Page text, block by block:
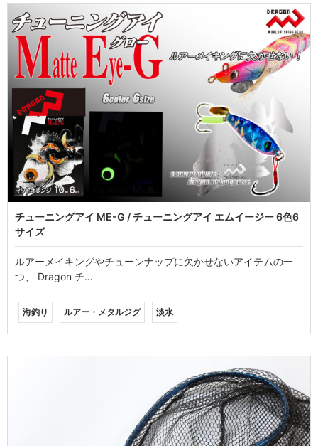
チューニングアイ ME-G / チューニングアイ エムイージー 6色6
サイズ
ルアーメイキングやチューンナップに欠かせないアイテムの一
つ、 Dragon チ…
海釣り ルアー・メタルジグ 淡水